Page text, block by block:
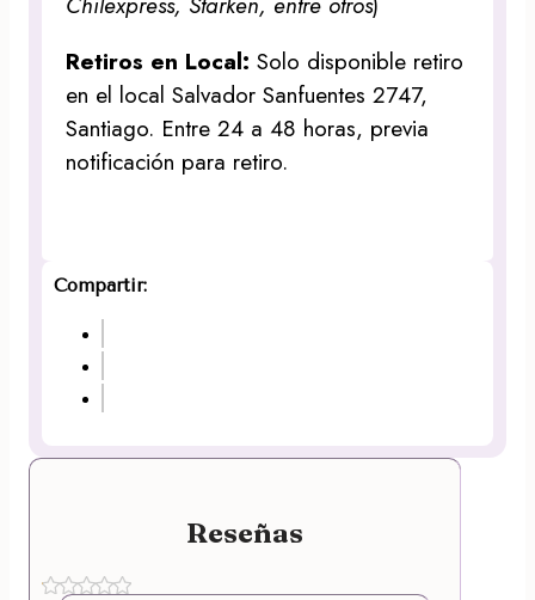
Retiros en Local:Solo disponible retiro
en el local Salvador Sanfuentes 2747,
Santiago. Entre 24 a 48 horas, previa
notificación para retiro.
Compartir:
Reseñas